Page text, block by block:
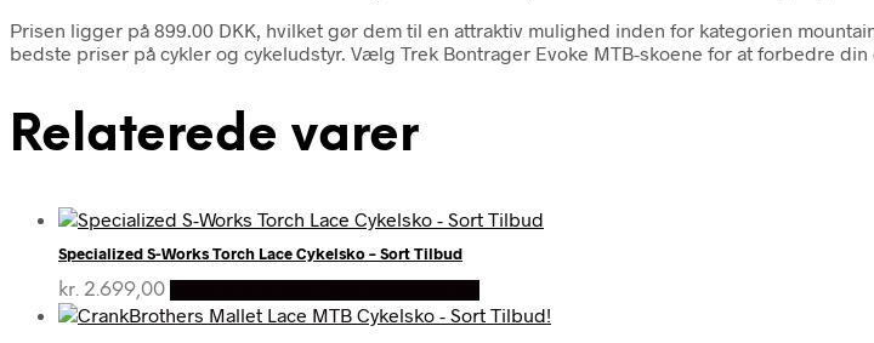
Prisen ligger på 899.00 DKK, hvilket gør dem til en attraktiv mulighed inden for kategorien
bedste priser på cykler og cykeludstyr. Vælg Trek Bontrager Evoke MTB-skoene for at forbedre
Relaterede varer
Specialized S-Works Torch Lace Cykelsko – Sort Tilbud
kr. 2.699,00